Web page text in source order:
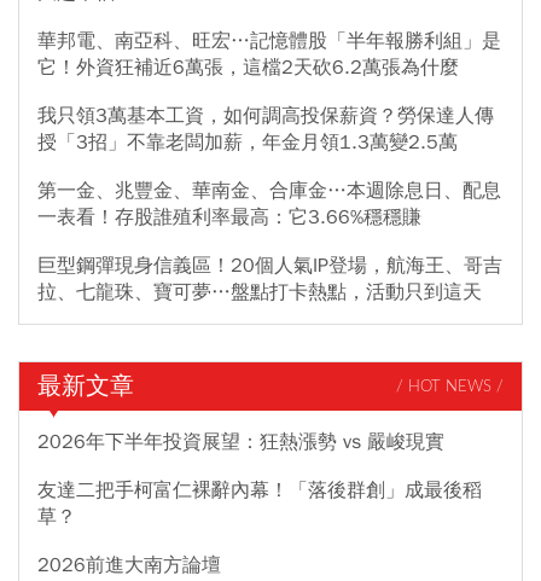
華邦電、南亞科、旺宏…記憶體股「半年報勝利組」是
它！外資狂補近6萬張，這檔2天砍6.2萬張為什麼
我只領3萬基本工資，如何調高投保薪資？勞保達人傳
授「3招」不靠老闆加薪，年金月領1.3萬變2.5萬
第一金、兆豐金、華南金、合庫金…本週除息日、配息
一表看！存股誰殖利率最高：它3.66%穩穩賺
巨型鋼彈現身信義區！20個人氣IP登場，航海王、哥吉
拉、七龍珠、寶可夢…盤點打卡熱點，活動只到這天
最新文章 / HOT NEWS /
2026年下半年投資展望：狂熱漲勢 vs 嚴峻現實
友達二把手柯富仁裸辭內幕！「落後群創」成最後稻
草？
2026前進大南方論壇